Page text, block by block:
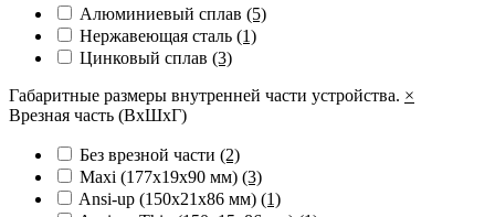
Алюминиевый сплав (5)
Нержавеющая сталь (1)
Цинковый сплав (3)
Габаритные размеры внутренней части устройства. ×
Врезная часть (ВхШхГ)
Без врезной части (2)
Maxi (177х19х90 мм) (3)
Ansi-up (150х21х86 мм) (1)